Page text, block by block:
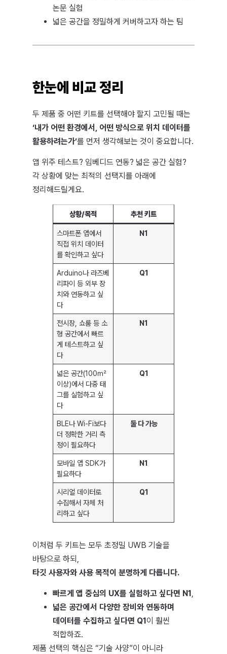
논문 실험
넓은 공간을 정밀하게 커버하고자 하는 팀
한눈에 비교 정리
두 제품 중 어떤 키트를 선택해야 할지 고민될 때는
‘내가 어떤 환경에서, 어떤 방식으로 위치 데이터를
활용하려는가’를 먼저 생각해보는 것이 중요합니다.
앱 위주 테스트? 임베디드 연동? 넓은 공간 실험?
각 상황에 맞는 최적의 선택지를 아래에
정리해드릴게요.
상황/목적 추천 키트
스마트폰 앱에서
직접 위치 데이터
를 확인하고 싶다
N1
Arduino나 라즈베
리파이 등 외부 장
치와 연동하고 싶
다
Q1
전시장, 쇼룸 등 소
형 공간에서 빠르
게 테스트하고 싶
다
N1
넓은 공간(100㎡
이상)에서 다중 태
그를 실험하고 싶
다
Q1
BLE나 Wi-Fi보다
더 정확한 거리 측
정이 필요하다
둘 다 가능
모바일 앱 SDK가
필요하다
N1
시리얼 데이터로
수집해서 자체 처
리하고 싶다
Q1
이처럼 두 키트는 모두 초정밀 UWB 기술을
바탕으로 하되,
타깃 사용자와 사용 목적이 분명하게 다릅니다.
빠르게 앱 중심의 UX를 실험하고 싶다면 N1 ,
넓은 공간에서 다양한 장비와 연동하며
데이터를 수집하고 싶다면 Q1 이 훨씬
적합하죠.
제품 선택의 핵심은 “기술 사양”이 아니라